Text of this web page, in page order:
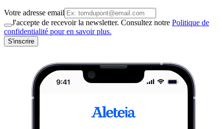
Votre adresse email
J'accepte de recevoir la newsletter. Consultez notre Politique de
confidentialité pour en savoir plus.
S'inscrire